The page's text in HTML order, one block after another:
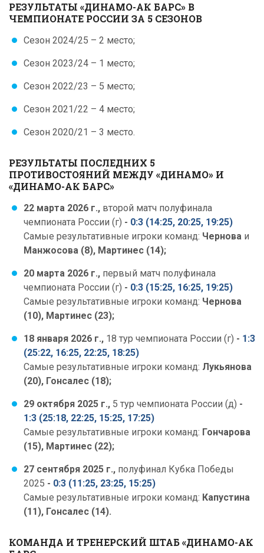
РЕЗУЛЬТАТЫ «ДИНАМО-АК БАРС» В
ЧЕМПИОНАТЕ РОССИИ ЗА 5 СЕЗОНОВ
Сезон 2024/25 – 2 место;
Сезон 2023/24 – 1 место;
Сезон 2022/23 – 5 место;
Сезон 2021/22 – 4 место;
Сезон 2020/21 – 3 место.
РЕЗУЛЬТАТЫ ПОСЛЕДНИХ 5
ПРОТИВОСТОЯНИЙ МЕЖДУ «ДИНАМО» И
«ДИНАМО-АК БАРС»
22 марта 2026 г., второй матч полуфинала
чемпионата России (г) - 0:3 (14:25, 20:25, 19:25)
Самые результативные игроки команд: Чернова и
Манжосова (8), Мартинес (14);
20 марта 2026 г., первый матч полуфинала
чемпионата России (г) - 0:3 (15:25, 16:25, 19:25)
Самые результативные игроки команд: Чернова
(10), Мартинес (23);
18 января 2026 г., 18 тур чемпионата России (г) - 1:3
(25:22, 16:25, 22:25, 18:25)
Самые результативные игроки команд: Лукьянова
(20), Гонсалес (18);
29 октября 2025 г., 5 тур чемпионата России (д) -
1:3 (25:18, 22:25, 15:25, 17:25)
Самые результативные игроки команд: Гончарова
(15), Мартинес (22);
27 сентября 2025 г., полуфинал Кубка Победы
2025 - 0:3 (11:25, 23:25, 15:25)
Самые результативные игроки команд: Капустина
(11), Гонсалес (14).
КОМАНДА И ТРЕНЕРСКИЙ ШТАБ «ДИНАМО-АК